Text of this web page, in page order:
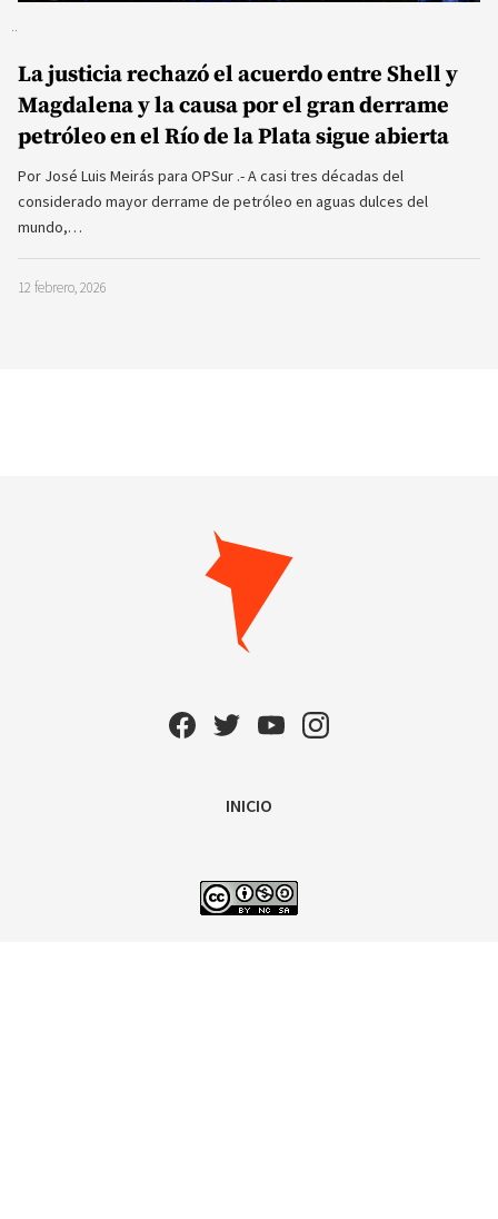
La justicia rechazó el acuerdo entre Shell y
Magdalena y la causa por el gran derrame
petróleo en el Río de la Plata sigue abierta
Por José Luis Meirás para OPSur .- A casi tres décadas del
considerado mayor derrame de petróleo en aguas dulces del
mundo,…
12 febrero, 2026
INICIO